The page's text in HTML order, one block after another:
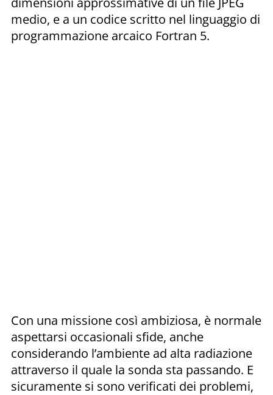
medio, e a un codice scritto nel linguaggio di
programmazione arcaico Fortran 5.
Con una missione così ambiziosa, è normale
aspettarsi occasionali sfide, anche
considerando l’ambiente ad alta radiazione
attraverso il quale la sonda sta passando. E
sicuramente si sono verificati dei problemi,